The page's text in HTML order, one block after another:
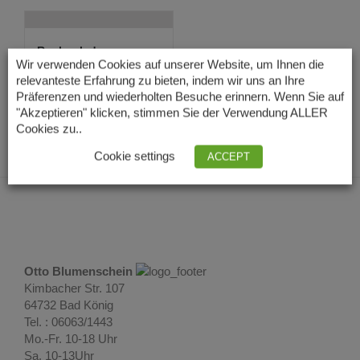
Rochenleder
Armspange blau/grau
54,00€ Lieferzeit: 3 – 5
Tage
Otto Blumenschein
Kimbacher Str. 107
64732 Bad König
Tel. : 06063/1443
Mo.-Fr. 10-18 Uhr
Sa. 10-13Uhr
Wir verwenden Cookies auf unserer Website, um Ihnen die
relevanteste Erfahrung zu bieten, indem wir uns an Ihre
Präferenzen und wiederholten Besuche erinnern. Wenn Sie auf
"Akzeptieren" klicken, stimmen Sie der Verwendung ALLER
Cookies zu..
Cookie settings ACCEPT